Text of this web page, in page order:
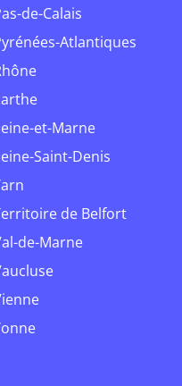
Pas-de-Calais
Pyrénées-Atlantiques
Rhône
Sarthe
Seine-et-Marne
Seine-Saint-Denis
Tarn
Territoire de Belfort
Val-de-Marne
Vaucluse
Vienne
Yonne